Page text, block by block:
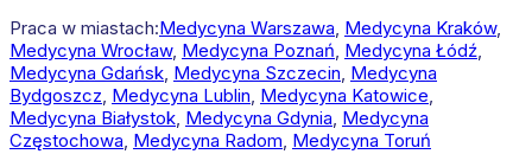
Praca w miastach:Medycyna Warszawa Medycyna Kraków,
Medycyna Wrocław, Medycyna Poznań Medycyna Łódź
Medycyna Gdańsk Medycyna Szczecin Medycyna
Bydgoszcz Medycyna Lublin Medycyna Katowice
Medycyna Białystok Medycyna Gdynia Medycyna
Częstochowa Medycyna Radom Medycyna Toruń